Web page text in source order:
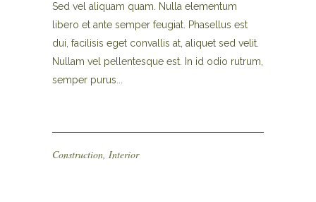
Sed vel aliquam quam. Nulla elementum
libero et ante semper feugiat. Phasellus est
dui, facilisis eget convallis at, aliquet sed velit.
Nullam vel pellentesque est. In id odio rutrum,
semper purus...
Construction, Interior